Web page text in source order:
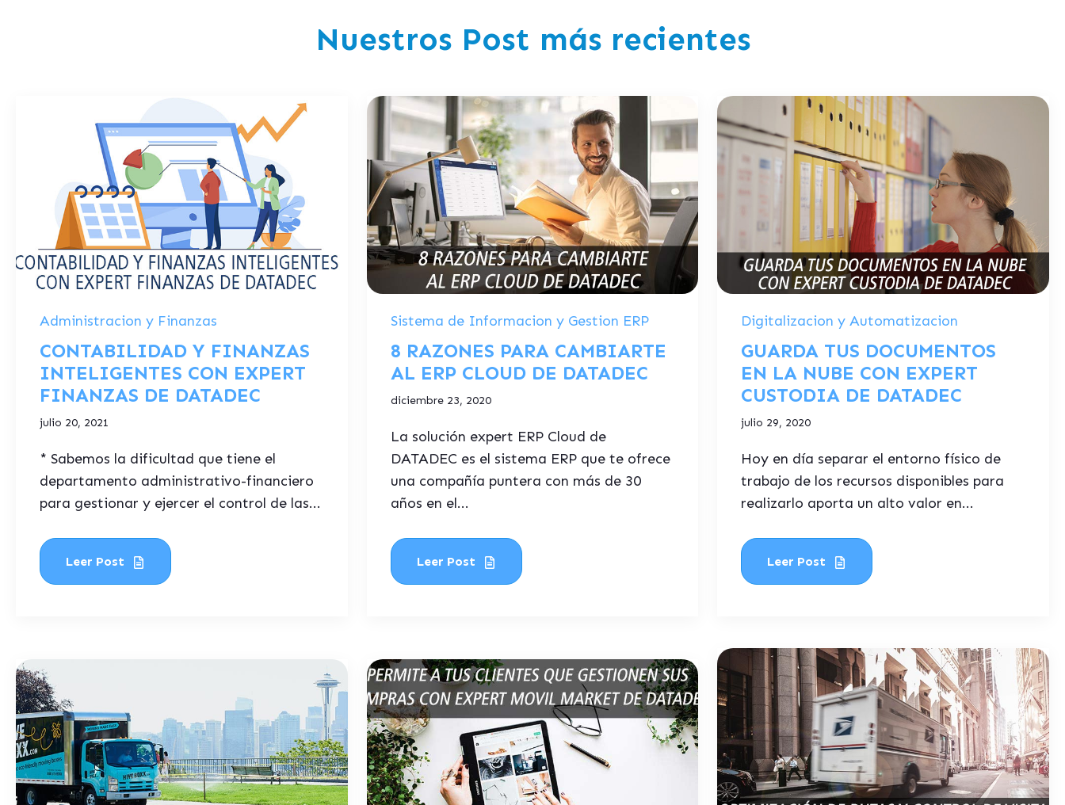
Nuestros Post más recientes
Administracion y Finanzas
CONTABILIDAD Y FINANZAS
INTELIGENTES CON EXPERT
FINANZAS DE DATADEC
julio 20, 2021
* Sabemos la dificultad que tiene el
departamento administrativo-financiero
para gestionar y ejercer el control de las...
Leer Post
Sistema de Informacion y Gestion ERP
8 RAZONES PARA CAMBIARTE
AL ERP CLOUD DE DATADEC
diciembre 23, 2020
La solución expert ERP Cloud de
DATADEC es el sistema ERP que te ofrece
una compañía puntera con más de 30
años en el...
Leer Post
Digitalizacion y Automatizacion
GUARDA TUS DOCUMENTOS
EN LA NUBE CON EXPERT
CUSTODIA DE DATADEC
julio 29, 2020
Hoy en día separar el entorno físico de
trabajo de los recursos disponibles para
realizarlo aporta un alto valor en...
Leer Post